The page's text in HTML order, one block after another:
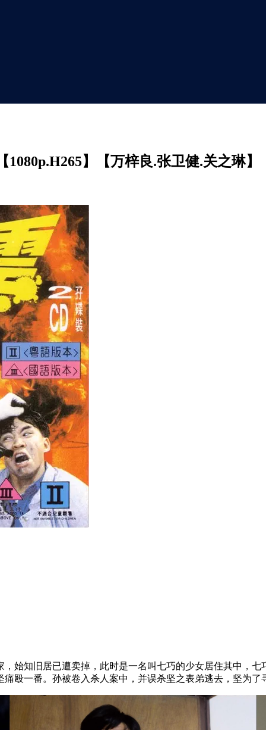
】【万梓良.张卫健.关之琳
知旧居已遭卖掉，此时是一名叫七巧的少女居住其中，七
殴一番。孙被卷入杀人案中，并误杀坚之表弟逃去，坚为